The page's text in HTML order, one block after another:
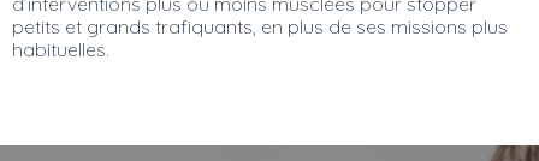
petits et grands trafiquants, en plus de ses missions plus
habituelles.